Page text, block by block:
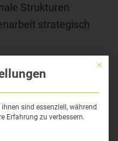
Strukturen
strategisch
Mit
sind essenziell, während
Erfahrung zu verbessern.
Gruppen, für die